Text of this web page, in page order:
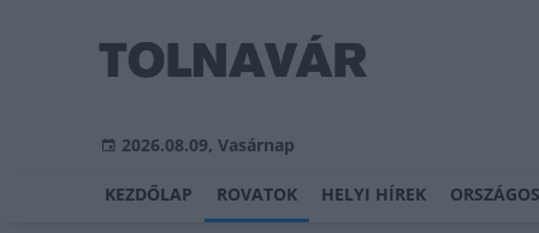
2026.08.09, Vasárnap
KEZDŐLAP ROVATOK HELYI HÍREK